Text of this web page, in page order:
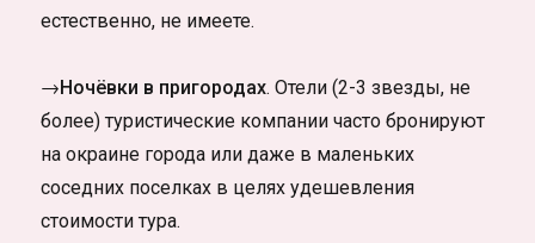
естественно, не имеете.
→Ночёвки в пригородах. Отели (2-3 звезды, не
более) туристические компании часто бронируют
на окраине города или даже в маленьких
соседних поселках в целях удешевления
стоимости тура.